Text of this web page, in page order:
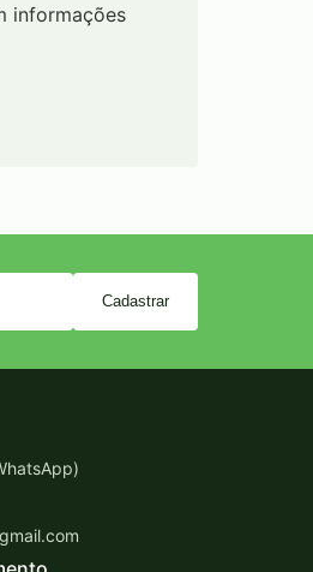
informações
Cadastrar